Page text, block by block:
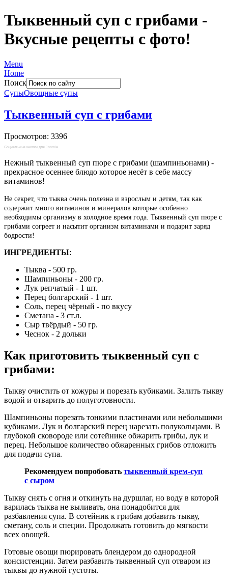
Тыквенный суп с грибами -
Вкусные рецепты с фото!
Menu
Home
Поиск
СупыОвощные супы
Тыквенный суп с грибами
Просмотров: 3396
Социальные кнопки для Joomla
Нежный тыквенный суп пюре с грибами (шампиньонами) -
прекрасное осеннее блюдо которое несёт в себе массу
витаминов!
Не секрет, что тыква очень полезна и взрослым и детям, так как
содержит много витаминов и минералов которые особенно
необходимы организму в холодное время года. Тыквенный суп пюре с
грибами согреет и насытит организм витаминами и подарит заряд
бодрости!
ИНГРЕДИЕНТЫ:
Тыква - 500 гр.
Шампиньоны - 200 гр.
Лук репчатый - 1 шт.
Перец болгарский - 1 шт.
Соль, перец чёрный - по вкусу
Сметана - 3 ст.л.
Сыр твёрдый - 50 гр.
Чеснок - 2 дольки
Как приготовить тыквенный суп с
грибами:
Тыкву очистить от кожуры и порезать кубиками. Залить тыкву
водой и отварить до полуготовности.
Шампиньоны порезать тонкими пластинами или небольшими
кубиками. Лук и болгарский перец нарезать полукольцами. В
глубокой сковороде или сотейнике обжарить грибы, лук и
перец. Небольшое количество обжаренных грибов отложить
для подачи супа.
Рекомендуем попробовать тыквенный крем-суп
с сыром
Тыкву снять с огня и откинуть на дуршлаг, но воду в которой
варилась тыква не выливать, она понадобится для
разбавления супа. В сотейник к грибам добавить тыкву,
сметану, соль и специи. Продолжать готовить до мягкости
всех овощей.
Готовые овощи пюрировать блендером до однородной
консистенции. Затем разбавить тыквенный суп отваром из
тыквы до нужной густоты.